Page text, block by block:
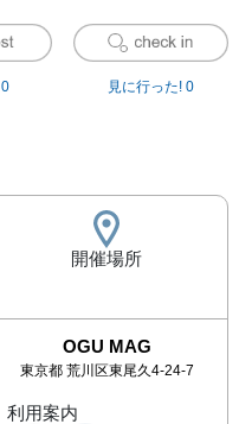
0 見に行った! 0
開催場所
OGU MAG
東京都 荒川区東尾久4-24-7
利用案内